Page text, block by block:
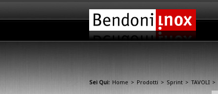
Sei Qui: Home > Prodotti > Sprint > TAVOLI >